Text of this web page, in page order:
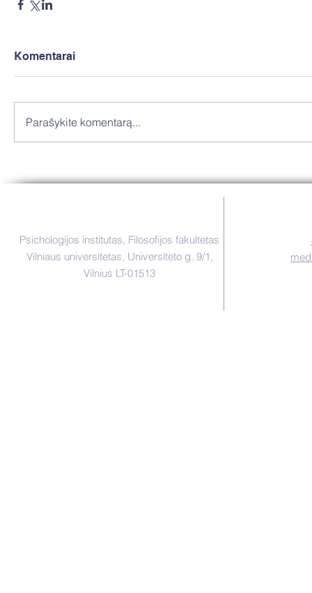
Komentarai
Parašykite komentarą...
Psichologijos institutas, Filosofijos fakultetas
Vilniaus universitetas, Universiteto g. 9/1,
Vilnius LT-01513